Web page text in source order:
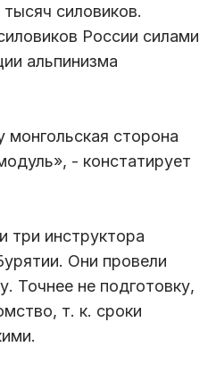
силовиков.
России силами
альпинизма
сторона
- констатирует
три инструктора
Они провели
Точнее не подготовку,
т. к. сроки